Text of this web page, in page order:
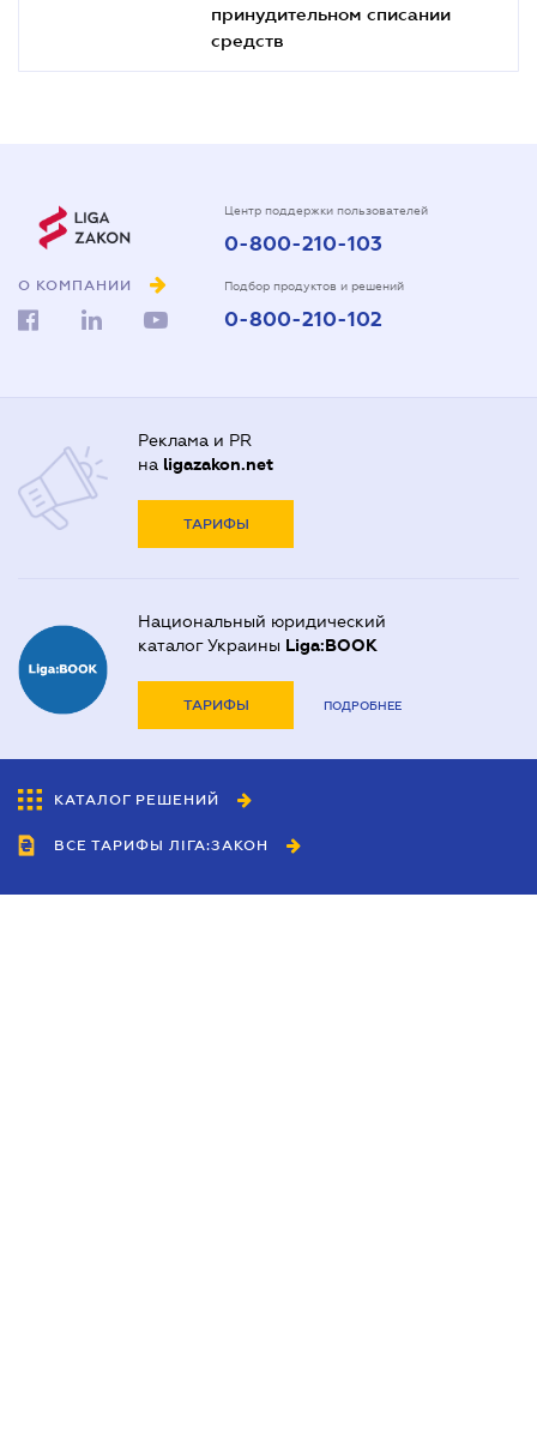
принудительном списании
средств
О КОМПАНИИ
Центр поддержки пользователей
0-800-210-103
Подбор продуктов и решений
0-800-210-102
Реклама и PR
на ligazakon.net
ТАРИФЫ
Национальный юридический
каталог Украины Liga:BOOK
ТАРИФЫ ПОДРОБНЕЕ
КАТАЛОГ РЕШЕНИЙ
ВСЕ ТАРИФЫ ЛІГА:ЗАКОН